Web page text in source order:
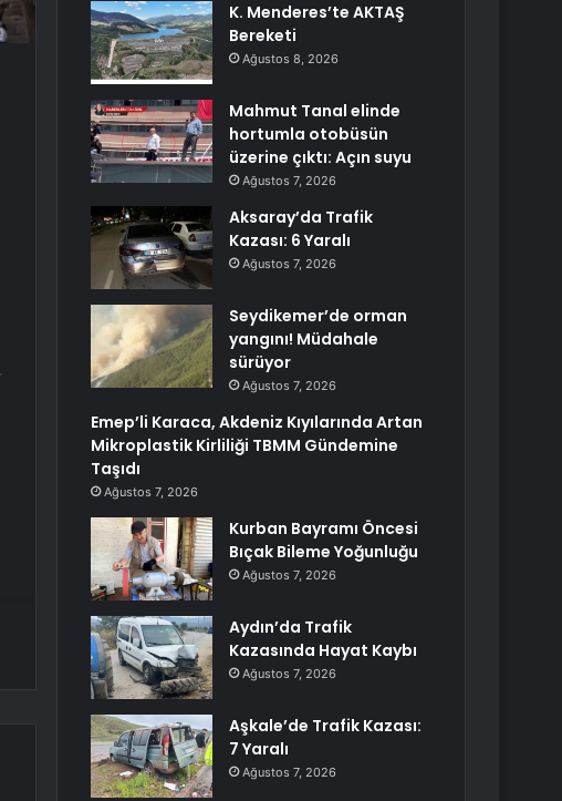
K. Menderes’te AKTAŞ
Bereketi
Ağustos 8, 2026
Mahmut Tanal elinde
hortumla otobüsün
üzerine çıktı: Açın suyu
Ağustos 7, 2026
Aksaray’da Trafik
Kazası: 6 Yaralı
Ağustos 7, 2026
Seydikemer’de orman
yangını! Müdahale
sürüyor
Ağustos 7, 2026
Emep’li Karaca, Akdeniz Kıyılarında Artan
Mikroplastik Kirliliği TBMM Gündemine
Taşıdı
Ağustos 7, 2026
Kurban Bayramı Öncesi
Bıçak Bileme Yoğunluğu
Ağustos 7, 2026
Aydın’da Trafik
Kazasında Hayat Kaybı
Ağustos 7, 2026
Aşkale’de Trafik Kazası:
7 Yaralı
Ağustos 7, 2026